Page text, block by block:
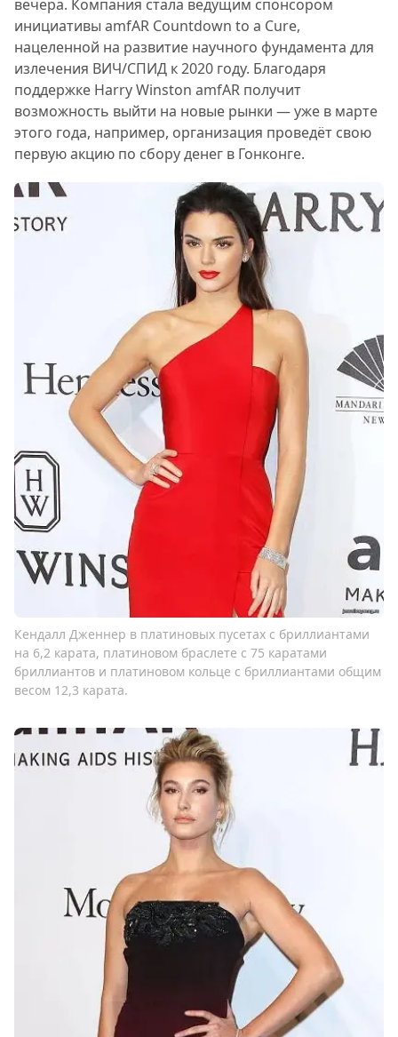
вечера. Компания стала ведущим спонсором
инициативы amfAR Countdown to a Cure,
нацеленной на развитие научного фундамента для
излечения ВИЧ/СПИД к 2020 году. Благодаря
поддержке Harry Winston amfAR получит
возможность выйти на новые рынки — уже в марте
этого года, например, организация проведёт свою
первую акцию по сбору денег в Гонконге.
Кендалл Дженнер в платиновых пусетах с бриллиантами
на 6,2 карата, платиновом браслете с 75 каратами
бриллиантов и платиновом кольце с бриллиантами общим
весом 12,3 карата.